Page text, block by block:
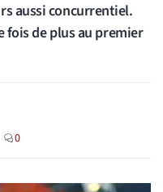
aussi concurrentiel.
fois de plus au premier
0